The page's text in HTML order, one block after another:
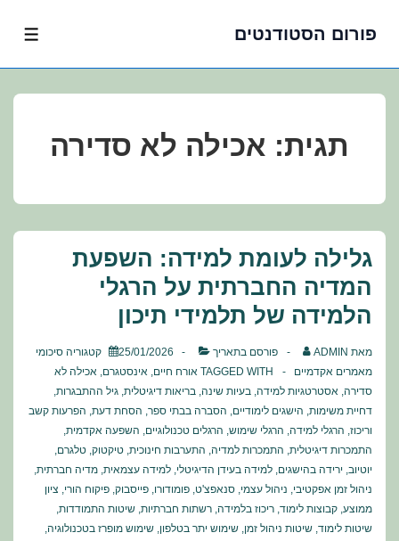
פורום הסטודנטים
תגית: אכילה לא סדירה
גלילה לעומת למידה: השפעת
המדיה החברתית על הרגלי
הלמידה של תלמידי תיכון
מאת ADMIN פורסם בתאריך 25/01/2026 קטגוריה סיכומי
מאמרים אקדמיים
TAGGED WITH אורח חיים, אינסטגרם, אכילה לא
סדירה, אסטרטגיות למידה, בעיות שינה, בריאות דיגיטלית, גיל ההתבגרות,
דחיית משימות, הישגים לימודיים, הסברה בבתי ספר, הסחת דעת, הפרעות קשב
וריכוז, הרגלי למידה, הרגלי שימוש, הרגלים טכנולוגיים, השפעה אקדמית,
התמכרות דיגיטלית, התמכרות למדיה, התערבות חינוכית, טיקטוק, טלגרם,
יוטיוב, ירידה בהישגים, למידה בעידן הדיגיטלי, למידה עצמאית, מדיה חברתית,
ניהול זמן אפקטיבי, ניהול עצמי, סנאפצ'ט, פומודורו, פייסבוק, פיקוח הורי, ציון
ממוצע, קבוצות לימוד, ריכוז בלמידה, רשתות חברתיות, שיטות התמודדות,
שיטות לימוד, שיטות ניהול זמן, שימוש יתר בטלפון, שימוש מופרז בטכנולוגיה,